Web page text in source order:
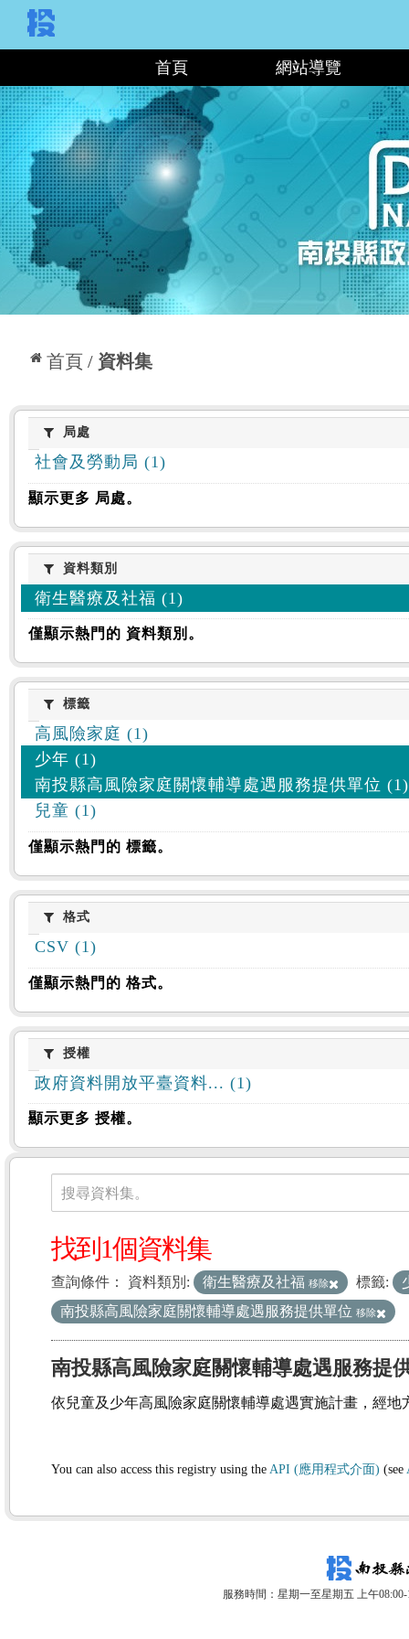
首頁 網站導覽
首頁 資料集
:::
局處局處
社會及勞動局 (1)
顯示更多 局處。
資料類別
資料類別
衛生醫療及社福 (1)
僅顯示熱門的 資料類別。
標籤標籤
高風險家庭 (1)
少年 (1)
南投縣高風險家庭關懷輔導處遇服務提供單位 (1)
兒童 (1)
僅顯示熱門的 標籤。
格式格式
CSV (1)
僅顯示熱門的 格式。
授權授權
政府資料開放平臺資料... (1)
顯示更多 授權。
資料集
搜尋資料集。
找到1個資料集
查詢條件： 資料類別: 衛生醫療及社福 移除 標籤:
南投縣高風險家庭關懷輔導處遇服務提供單位 移除
南投縣高風險家庭關懷輔導處遇服務提
依兒童及少年高風險家庭關懷輔導處遇實施計畫，經地
You can also access this registry using the API (應用程式介面) (see
服務時間：星期一至星期五 上午